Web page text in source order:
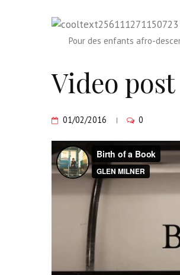
Pour des enfants afro-
Video post
01/02/2016 0